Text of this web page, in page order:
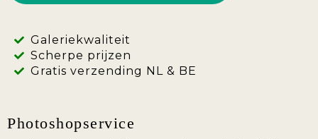
Galeriekwaliteit
Scherpe prijzen
Gratis verzending NL & BE
Photoshopservice